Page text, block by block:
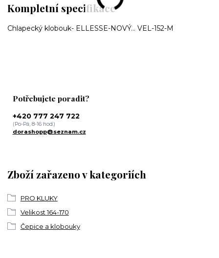
Kompletní specifikace
Chlapecký klobouk- ELLESSE-NOVÝ... VEL-152-M
Zboží zařazeno v kategoriích
PRO KLUKY
Velikost 164-170
Čepice a klobouky
Potřebujete poradit?
+420 777 247 722
(Po-Pá, 8-16 hod.)
dorashopp@seznam.cz